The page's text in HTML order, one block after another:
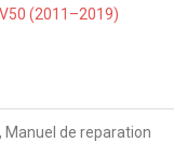
(2011–2019)
Manuel de reparation